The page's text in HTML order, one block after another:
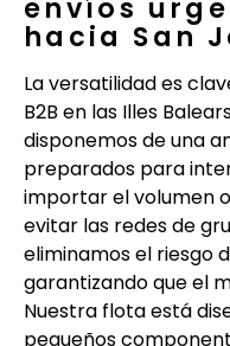
envíos
hacia San
La versatilidad es
B2B en las Illes
disponemos de una
preparados para
importar el volumen
evitar las redes de
eliminamos el riesgo
garantizando que el
Nuestra flota está
pequeños